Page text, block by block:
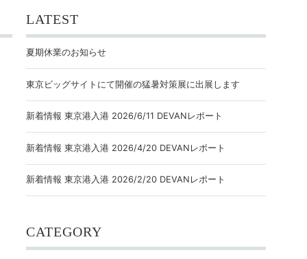
LATEST
夏期休業のお知らせ
東京ビッグサイトにて開催の猛暑対策展に出展します
新着情報 東京港入港 2026/6/11 DEVANレポート
新着情報 東京港入港 2026/4/20 DEVANレポート
新着情報 東京港入港 2026/2/20 DEVANレポート
CATEGORY